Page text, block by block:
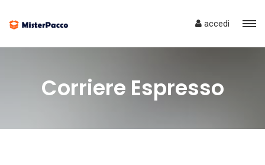
accedi
Corriere Espresso